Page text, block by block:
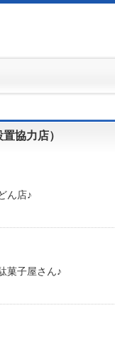
協力店）
ん店♪
菓子屋さん♪